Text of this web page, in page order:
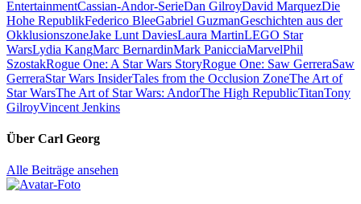
EntertainmentCassian-Andor-SerieDan GilroyDavid MarquezDie
Hohe RepublikFederico BleeGabriel GuzmanGeschichten aus der
OkklusionszoneJake Lunt DaviesLaura MartinLEGO Star
WarsLydia KangMarc BernardinMark PanicciaMarvelPhil
SzostakRogue One: A Star Wars StoryRogue One: Saw GerreraSaw
GerreraStar Wars InsiderTales from the Occlusion ZoneThe Art of
Star WarsThe Art of Star Wars: AndorThe High RepublicTitanTony
GilroyVincent Jenkins
Über Carl Georg
Alle Beiträge ansehen